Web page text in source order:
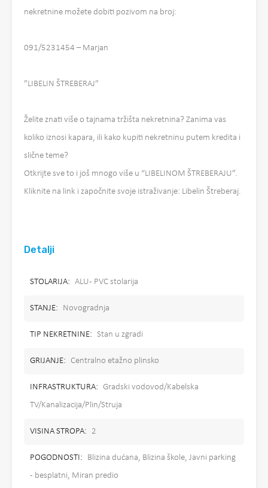
nekretnine možete dobiti pozivom na broj:
091/5231454 – Marjan
”LIBELIN ŠTREBERAJ”
Želite znati više o tajnama tržišta nekretnina? Zanima vas
koliko iznosi kapara, ili kako kupiti nekretninu putem kredita i
slične teme?
Otkrijte sve to i još mnogo više u “LIBELINOM ŠTREBERAJU”.
Kliknite na link i započnite svoje istraživanje: Libelin Štreberaj.
Detalji
STOLARIJA: ALU - PVC stolarija
STANJE: Novogradnja
TIP NEKRETNINE: Stan u zgradi
GRIJANJE: Centralno etažno plinsko
INFRASTRUKTURA: Gradski vodovod/Kabelska
TV/Kanalizacija/Plin/Struja
VISINA STROPA: 2
POGODNOSTI:
Blizina dućana, Blizina škole, Javni parking
- besplatni, Miran predio